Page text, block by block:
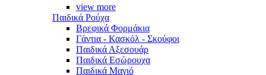
view more
Παιδικά Ρούχα
Βρεφικά Φορμάκια
Γάντια - Κασκόλ - Σκούφοι
Παιδικά Αξεσουάρ
Παιδικά Εσώρουχα
Παιδικά Μαγιό